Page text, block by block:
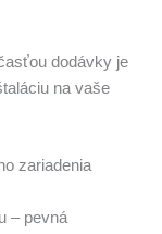
dodávky je
na vaše
zariadenia
– pevná